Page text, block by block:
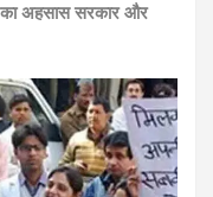
का अहसास सरकार और